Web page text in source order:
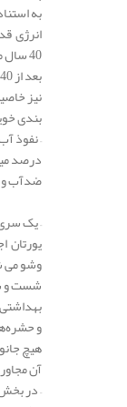
به
انرژی
40 سال می باشد.
نیز
بندی
– نفوذ
درصد
ضدآب و
– یک
یورتان
وشو می
شست و
و
هیچ
آن
– در